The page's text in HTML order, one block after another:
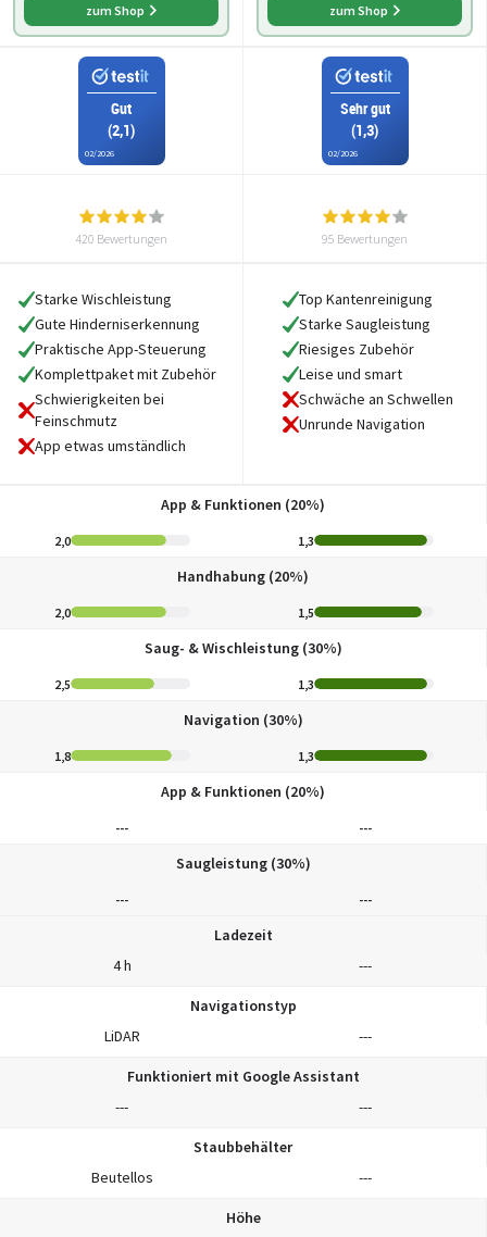
zum Shop zum Shop
Gut
(2,1)
02/2026
Sehr gut
(1,3)
02/2026
420 Bewertungen 95 Bewertungen
Starke Wischleistung
Gute Hinderniserkennung
Praktische App-Steuerung
Komplettpaket mit Zubehör
Schwierigkeiten bei
Feinschmutz
App etwas umständlich
Top Kantenreinigung
Starke Saugleistung
Riesiges Zubehör
Leise und smart
Schwäche an Schwellen
Unrunde Navigation
App & Funktionen (20%)
2,0 1,3
Handhabung (20%)
2,0 1,5
Saug- & Wischleistung (30%)
2,5 1,3
Navigation (30%)
1,8 1,3
App & Funktionen (20%)
--- ---
Saugleistung (30%)
--- ---
Ladezeit
4 h
---
Navigationstyp
LiDAR
---
Funktioniert mit Google Assistant
---
---
Staubbehälter
Beutellos
---
Höhe